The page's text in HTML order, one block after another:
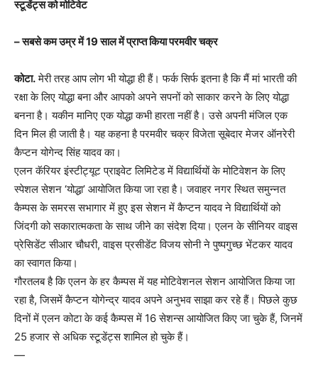
स्टूडेंट्स को मोटिवेट
– सबसे कम उम्र में 19 साल में प्राप्त किया परमवीर चक्र
कोटा.मेरी तरह आप लोग भी योद्धा ही हैं। फर्क सिर्फ इतना है कि मैं मां भारती की
रक्षा के लिए योद्धा बना और आपको अपने सपनों को साकार करने के लिए योद्धा
बनना है। यकीन मानिए एक योद्धा कभी हारता नहीं है। उसे अपनी मंजिल एक
दिन मिल ही जाती है। यह कहना है परमवीर चक्र विजेता सूबेदार मेजर ऑनरेरी
कैप्टन योगेन्द सिंह यादव का।
एलन कॅरियर इंस्टीट्यूट प्राइवेट लिमिटेड में विद्यार्थियों के मोटिवेशन के लिए
स्पेशल सेशन ‘योद्धा’ आयोजित किया जा रहा है। जवाहर नगर स्थित समुन्नत
कैम्पस के समरस सभागार में हुए इस सेशन में कैप्टन यादव ने विद्यार्थियों को
जिंदगी को सकारात्मकता के साथ जीने का संदेश दिया। एलन के सीनियर वाइस
प्रेसिडेंट सीआर चौधरी, वाइस प्रसीडेंट विजय सोनी ने पुष्पगुच्छ भेंटकर यादव
का स्वागत किया।
गौरतलब है कि एलन के हर कैम्पस में यह मोटिवेशनल सेशन आयोजित किया जा
रहा है, जिसमें कैप्टन योगेन्द्र यादव अपने अनुभव साझा कर रहे हैं। पिछले कुछ
दिनों में एलन कोटा के कई कैम्पस में 16 सेशन्स आयोजित किए जा चुके हैं, जिनमें
25 हजार से अधिक स्टूडेंट्स शामिल हो चुके हैं।
—